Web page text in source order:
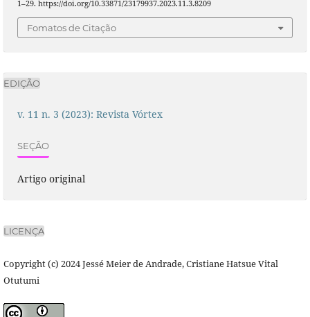
1–29. https://doi.org/10.33871/23179937.2023.11.3.8209
Fomatos de Citação
EDIÇÃO
v. 11 n. 3 (2023): Revista Vórtex
SEÇÃO
Artigo original
LICENÇA
Copyright (c) 2024 Jessé Meier de Andrade, Cristiane Hatsue Vital
Otutumi